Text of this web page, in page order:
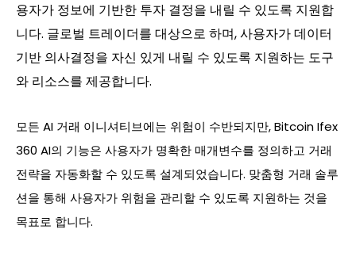
용자가 정보에 기반한 투자 결정을 내릴 수 있도록 지원합
니다. 글로벌 트레이더를 대상으로 하며, 사용자가 데이터
기반 의사결정을 자신 있게 내릴 수 있도록 지원하는 도구
와 리소스를 제공합니다.
모든 AI 거래 이니셔티브에는 위험이 수반되지만, Bitcoin Ifex
360 AI의 기능은 사용자가 명확한 매개변수를 정의하고 거래
전략을 자동화할 수 있도록 설계되었습니다. 맞춤형 거래 솔루
션을 통해 사용자가 위험을 관리할 수 있도록 지원하는 것을
목표로 합니다.